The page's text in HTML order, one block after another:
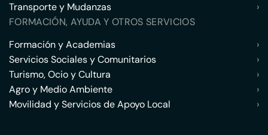
Transporte y Mudanzas
›
FORMACIÓN, AYUDA Y OTROS SERVICIOS
Formación y Academias
›
Servicios Sociales y Comunitarios
›
Turismo, Ocio y Cultura
›
Agro y Medio Ambiente
›
Movilidad y Servicios de Apoyo Local
›